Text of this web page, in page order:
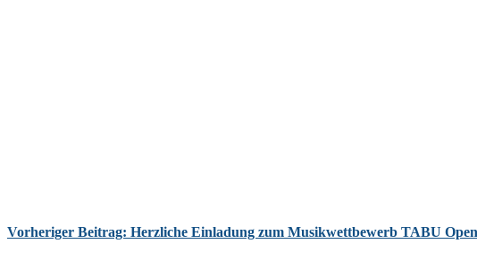
Vorheriger Beitrag: Herzliche Einladung zum Musikwettbewerb TABU